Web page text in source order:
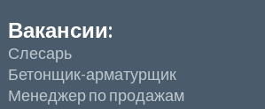
Вакансии:
Слесарь
Бетонщик-арматурщик
Менеджер по продажам